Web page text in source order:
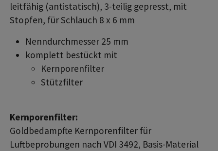
leitfähig (antistatisch), 3-teilig gepresst, mit
Stopfen, für Schlauch 8 x 6 mm
Nenndurchmesser 25 mm
komplett bestückt mit
Kernporenfilter
Stützfilter
Kernporenfilter:
Goldbedampfte Kernporenfilter für
Luftbeprobungen nach VDI 3492, Basis-Material